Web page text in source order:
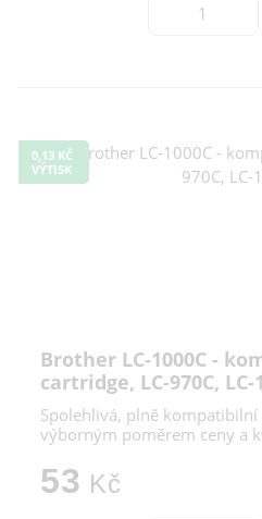
0,13 KČ
VÝTISK
Brother LC-1000C -
cartridge, LC-970C, LC-
Spolehlivá, plně
výborným poměrem ceny a
53 Kč